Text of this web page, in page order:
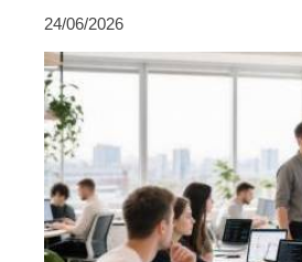
24/06/2026